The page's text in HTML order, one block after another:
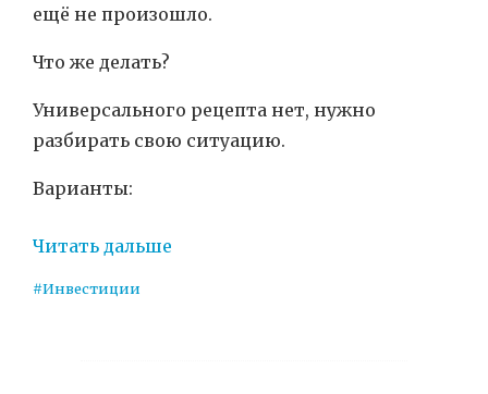
ещё не произошло.
Что же делать?
Универсального рецепта нет, нужно
разбирать свою ситуацию.
Варианты:
Читать дальше
#Инвестиции